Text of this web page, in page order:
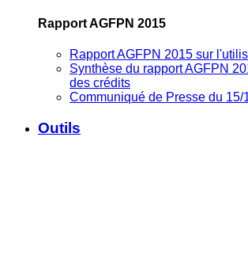
Rapport AGFPN 2015
Rapport AGFPN 2015 sur
Synthèse du rapport AGFPN
des crédits
Communiqué de Presse du 15/
Outils